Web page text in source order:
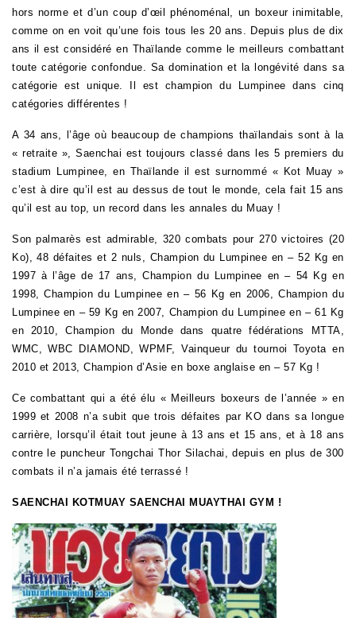
hors norme et d’un coup d’œil phénoménal, un boxeur inimitable,
comme on en voit qu’une fois tous les 20 ans. Depuis plus de dix
ans il est considéré en Thaïlande comme le meilleurs combattant
toute catégorie confondue. Sa domination et la longévité dans sa
catégorie est unique. Il est champion du Lumpinee dans cinq
catégories différentes !
A 34 ans, l’âge où beaucoup de champions thaïlandais sont à la
« retraite », Saenchai est toujours classé dans les 5 premiers du
stadium Lumpinee, en Thaïlande il est surnommé « Kot Muay »
c’est à dire qu’il est au dessus de tout le monde, cela fait 15 ans
qu’il est au top, un record dans les annales du Muay !
Son palmarès est admirable, 320 combats pour 270 victoires (20
Ko), 48 défaites et 2 nuls, Champion du Lumpinee en – 52 Kg en
1997 à l’âge de 17 ans, Champion du Lumpinee en – 54 Kg en
1998, Champion du Lumpinee en – 56 Kg en 2006, Champion du
Lumpinee en – 59 Kg en 2007, Champion du Lumpinee en – 61 Kg
en 2010, Champion du Monde dans quatre fédérations MTTA,
WMC, WBC DIAMOND, WPMF, Vainqueur du tournoi Toyota en
2010 et 2013, Champion d’Asie en boxe anglaise en – 57 Kg !
Ce combattant qui a été élu « Meilleurs boxeurs de l’année » en
1999 et 2008 n’a subit que trois défaites par KO dans sa longue
carrière, lorsqu’il était tout jeune à 13 ans et 15 ans, et à 18 ans
contre le puncheur Tongchai Thor Silachai, depuis en plus de 300
combats il n’a jamais été terrassé !
SAENCHAI KOTMUAY SAENCHAI MUAYTHAI GYM !